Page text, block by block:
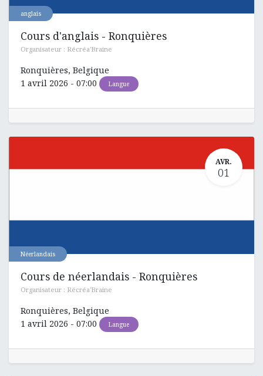
anglais
Cours d'anglais - Ronquières
Organisateur : Récréa'Braine
Ronquières, Belgique
1 avril 2026 - 07:00 Langue
AVR.
01
Néerlandais
Cours de néerlandais - Ronquières
Organisateur : Récréa'Braine
Ronquières, Belgique
1 avril 2026 - 07:00 Langue